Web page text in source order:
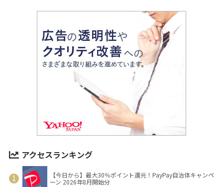
アクセスランキング
【今日から】最大30％ポイント還元！PayPay自治体キャンペ
ーン 2026年8月開始分